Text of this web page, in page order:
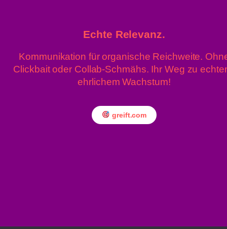
Impressum
Echte Relevanz.
Kommunikation für organische Reichweite.
Clickbait oder Collab-Schmähs. Ihr Weg zu
ehrlichem Wachstum!
greift.com